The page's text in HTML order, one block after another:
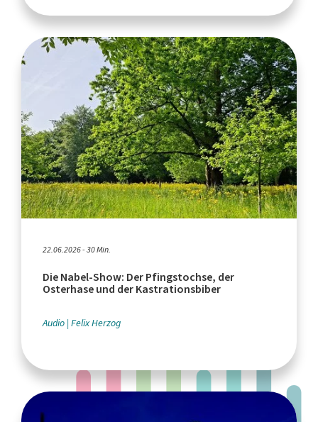
22.06.2026 - 30 Min.
Die Nabel-Show: Der Pfingstochse, der
Osterhase und der Kastrationsbiber
Audio Felix Herzog